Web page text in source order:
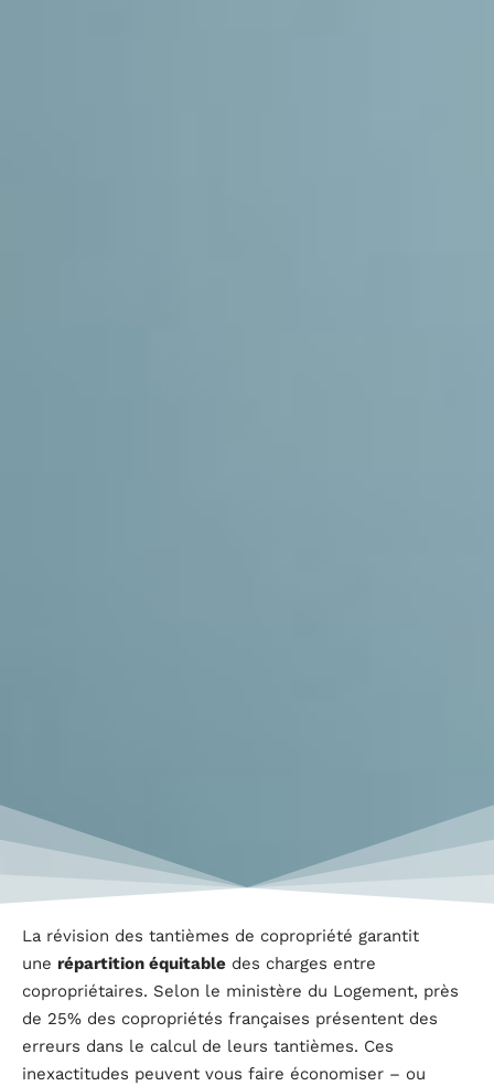
La révision des tantièmes de copropriété garantit
une répartition équitable des charges entre
copropriétaires. Selon le ministère du Logement, près
de 25% des copropriétés françaises présentent des
erreurs dans le calcul de leurs tantièmes. Ces
inexactitudes peuvent vous faire économiser – ou